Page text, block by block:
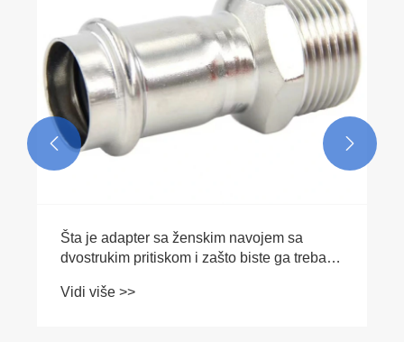
Zašto je dvostruki pritisak jednaka spojnica
neophodna za moderne mehaničke sisteme
Vidi više >>
 